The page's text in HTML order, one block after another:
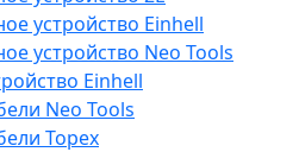
устройство Einhell
устройство Neo Tools
Einhell
Neo Tools
Topex